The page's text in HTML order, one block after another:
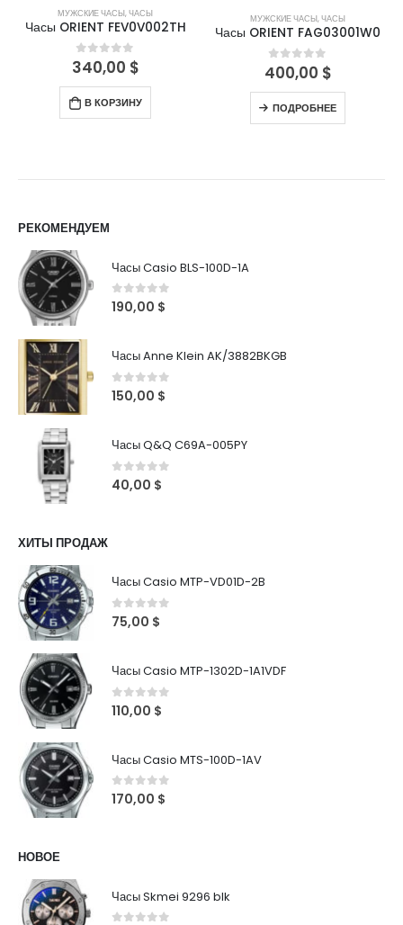
МУЖСКИЕ ЧАСЫ,ЧАСЫ
Часы ORIENT FEV0V002TH
0 out of 5
340,00 $
В КОРЗИНУ
МУЖСКИЕ ЧАСЫ,ЧАСЫ
Часы ORIENT FAG03001W0
0out of 5
400,00 $
ПОДРОБНЕЕ
РЕКОМЕНДУЕМ
Часы Casio BLS-100D-1A
0out of 5
190,00 $
Часы Anne Klein AK/3882BKGB
0out of 5
150,00 $
Часы Q&Q C69A-005PY
0 out of 5
40,00 $
ХИТЫ ПРОДАЖ
Часы Casio MTP-VD01D-2B
0out of 5
75,00 $
Часы Casio MTP-1302D-1A1VDF
0out of 5
110,00 $
Часы Casio MTS-100D-1AV
0out of 5
170,00 $
НОВОЕ
Часы Skmei 9296 blk